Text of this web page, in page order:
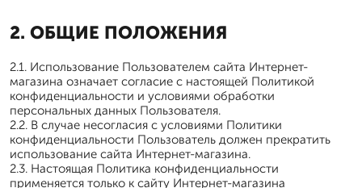
2. ОБЩИЕ ПОЛОЖЕНИЯ
2.1. Использование Пользователем сайта Интернет-
магазина означает согласие с настоящей Политикой
конфиденциальности и условиями обработки
персональных данных Пользователя.
2.2. В случае несогласия с условиями Политики
конфиденциальности Пользователь должен прекратить
использование сайта Интернет-магазина.
2.3. Настоящая Политика конфиденциальности
применяется только к сайту Интернет-магазина